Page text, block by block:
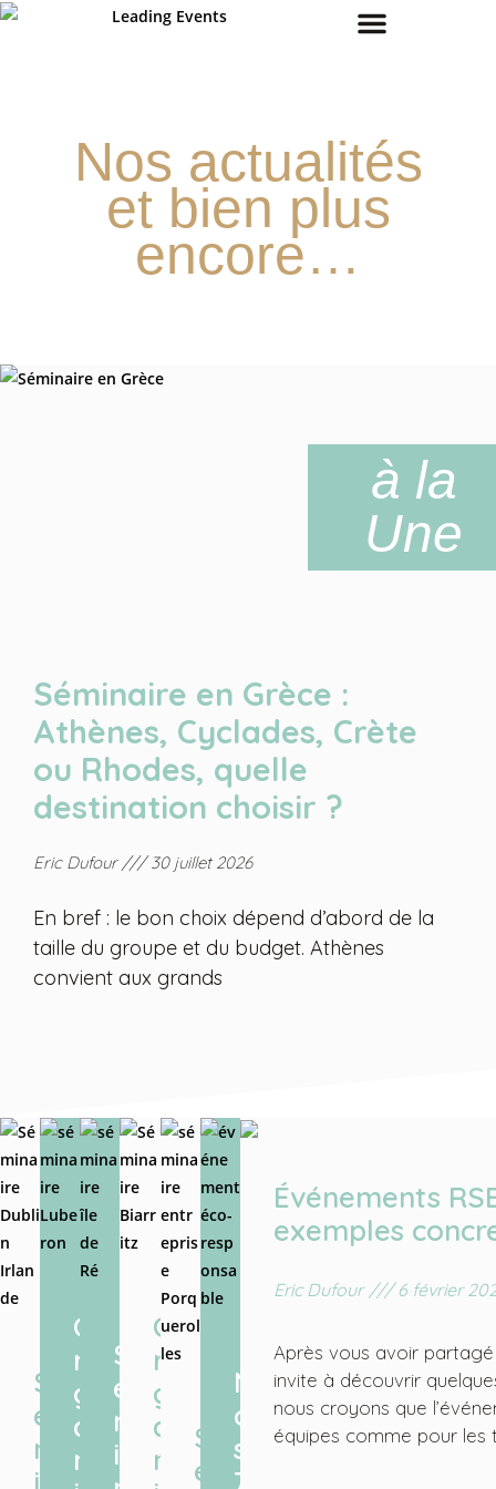
Nos actualités
et bien plus
encore…
à la
Une
Séminaire en Grèce :
Athènes, Cyclades, Crète
ou Rhodes, quelle
destination choisir ?
Eric Dufour 30 juillet 2026
En bref : le bon choix dépend d’abord de la
taille du groupe et du budget. Athènes
convient aux grands
S
é
m
O
r
g
a
n
S
é
m
i
O
r
g
a
n
S
é
N
o
s
Événements
exemples
Eric Dufour /// 6 février
Après vous avoir
invite à découvrir
nous croyons que
équipes comme pour les